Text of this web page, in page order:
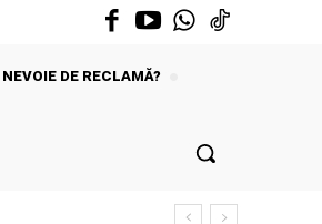
NEVOIE DE RECLAMĂ?